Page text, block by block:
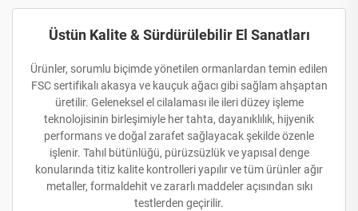
Üstün Kalite & Sürdürülebilir El Sanatları
Ürünler, sorumlu biçimde yönetilen ormanlardan temin edilen
FSC sertifikalı akasya ve kauçuk ağacı gibi sağlam ahşaptan
üretilir. Geleneksel el cilalaması ile ileri düzey işleme
teknolojisinin birleşimiyle her tahta, dayanıklılık, hijyenik
performans ve doğal zarafet sağlayacak şekilde özenle
işlenir. Tahıl bütünlüğü, pürüzsüzlük ve yapısal denge
konularında titiz kalite kontrolleri yapılır ve tüm ürünler ağır
metaller, formaldehit ve zararlı maddeler açısından sıkı
testlerden geçirilir.